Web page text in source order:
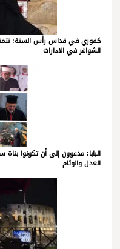
كفوري في قداس رأس السنة:
الشواغر في الادارات
البابا: مدعوون إلى أن تكونوا
العدل والوئام